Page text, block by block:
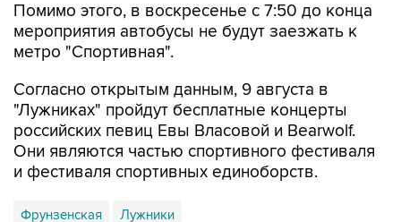
метро "Спортивная".
Согласно открытым данным, 9 августа в
российских певиц Евы Власовой и Bearwolf.
Они являются частью спортивного фестиваля
и фестиваля спортивных единоборств.
Фрунзенская Лужники